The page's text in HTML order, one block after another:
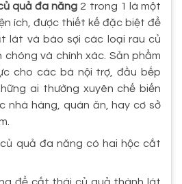
quả đa năng 2 trong 1 là một
ích, được thiết kế đặc biệt để
lát và bào sợi các loại rau củ
và chính xác. Sản phẩm
cho các bà nội trợ, đầu bếp
ai thường xuyên chế biến
nhà hàng, quán ăn, hay cơ sở
quả đa năng có hai hộc cắt